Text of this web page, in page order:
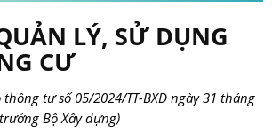
LÝ, SỬ DỤNG
CƯ
tư số 05/2024/TT-BXD ngày 31 tháng
Bộ Xây dựng)